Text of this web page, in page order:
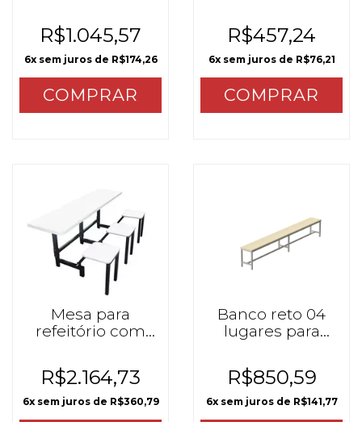
R$1.045,57
6x sem juros de R$174,26
COMPRAR
R$457,24
6x sem juros de R$76,21
COMPRAR
Mesa para
refeitório com
articulados - 03
lugares
R$2.164,73
6x sem juros de R$360,79
Banco reto 04
lugares para
R$850,59
6x sem juros de R$141,77